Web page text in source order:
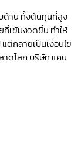
ด้าน ทั้งต้นทุนที่สูง
เข้มงวดขึ้น ทำให้
ต่กลายเป็นเงื่อนไข
ดโลก บริษัท แคน